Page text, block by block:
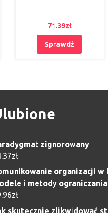
71.39zł
Sprawdź
zignorowany
zł
organizacji w
i metody
zł
skutecznie zlikwidować